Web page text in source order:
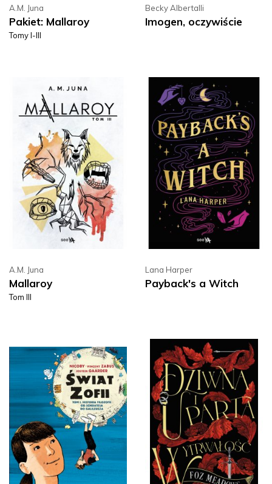
A.M. Juna
Pakiet: Mallaroy
Tomy I-III
Becky Albertalli
Imogen, oczywiście
A.M. Juna
Mallaroy
Tom III
Lana Harper
Payback's a Witch